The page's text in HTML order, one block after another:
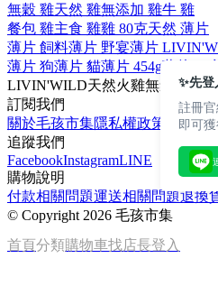
無穀 雞天然 雞無添加 雞牛 雞
餐包 雞主食 雞雞 80克天然 薄片
薄片 飼料薄片 野宴薄片
薄片 狗薄片 貓薄片 454g薄片 4 磅
LIVIN'WILD天然火雞無穀
野宴
訂閱我們
關於毛孩市集隱私權政策
文章
追蹤我們
FacebookInstagramLINE
購物說明
付款相關問題運送相關問題退換
© Copyright 2026 毛孩市集
首頁分類購物車找店長登入
✨先
註冊
即可